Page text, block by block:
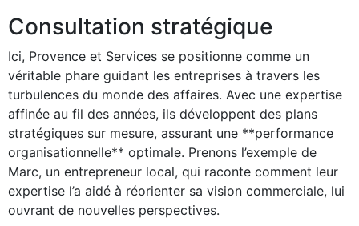
Consultation stratégique
Ici, Provence et Services se positionne comme un
véritable phare guidant les entreprises à travers les
turbulences du monde des affaires. Avec une expertise
affinée au fil des années, ils développent des plans
stratégiques sur mesure, assurant une **performance
organisationnelle** optimale. Prenons l’exemple de
Marc, un entrepreneur local, qui raconte comment leur
expertise l’a aidé à réorienter sa vision commerciale, lui
ouvrant de nouvelles perspectives.